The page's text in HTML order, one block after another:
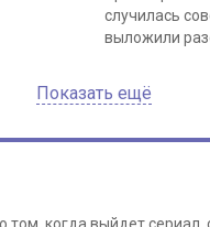
случилась
выложили
Показать ещё